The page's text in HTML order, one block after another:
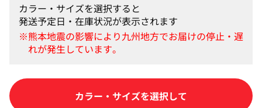
カラー・サイズを選択すると
発送予定日・在庫状況が表示されます
カラー・サイズを選択して